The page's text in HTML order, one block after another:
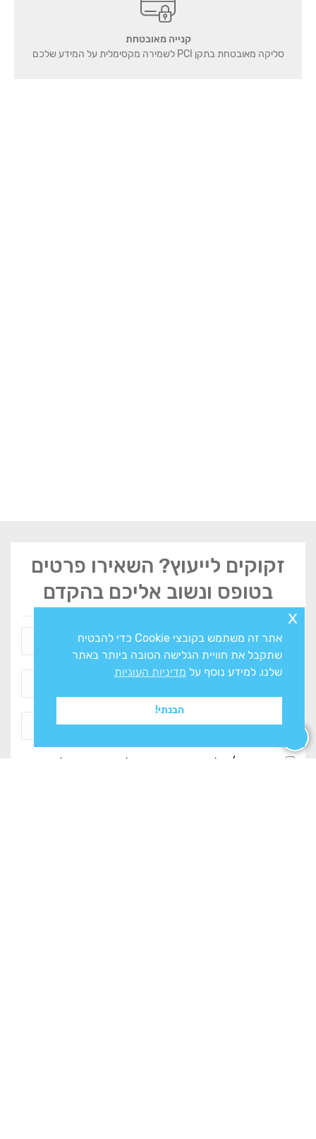
קנייה מאובטחת
סליקה מאובטחת בתקן PCI לשמירה מקסימלית על המידע שלכם
זקוקים לייעוץ? השאירו פרטים
בטופס ונשוב אליכם בהקדם
אני מסכים/ה ל
ולעיבוד המידע ליצירת
אתר זה משתמש בקובצי Cookie כדי להבטיח
שתקבל את חוויית הגלישה הטובה ביותר באתר
שלנו. למידע נוסף על מדיניות העוגיות
הבנתי!
x